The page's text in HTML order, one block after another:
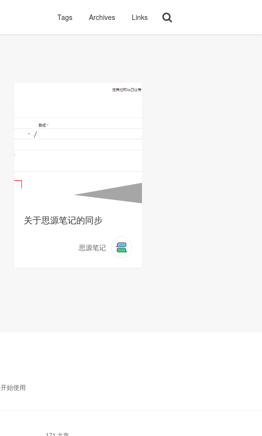
Tags Archives Links
关于思源笔记的同步
思源笔记
开始使用